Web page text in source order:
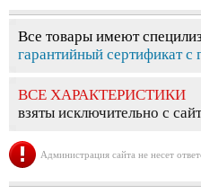
Все товары имеют
гарантийный сертификат с
ВСЕ ХАРАКТЕРИСТИКИ
взяты исключительно с
Администрация сайта не несет